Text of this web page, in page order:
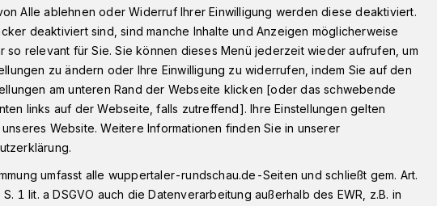
Taubenkot bleibt ungelöstes Problem
ungelöstes
Alle ablehnen oder Widerruf Ihrer Einwilligung werden diese deaktiviert.
deaktiviert sind, sind manche Inhalte und Anzeigen möglicherweise
so relevant für Sie. Sie können dieses Menü jederzeit wieder aufrufen, um
zu ändern oder Ihre Einwilligung zu widerrufen, indem Sie auf den
am unteren Rand der Webseite klicken [oder das schwebende
links auf der Webseite, falls zutreffend]. Ihre Einstellungen gelten
Website. Weitere Informationen finden Sie in unserer
umfasst alle wuppertaler-rundschau.de-Seiten und schließt gem. Art.
1 lit. a DSGVO auch die Datenverarbeitung außerhalb des EWR, z.B. in